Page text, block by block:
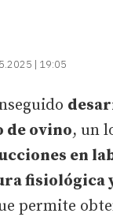
| 19:05
de ovino, un
en
fisiológica
permite